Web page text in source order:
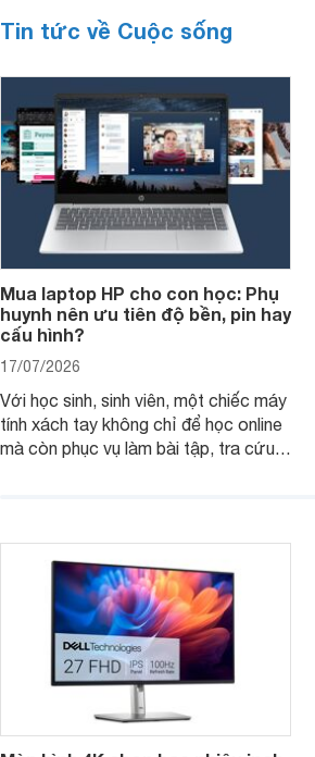
Tin tức về Cuộc sống
Mua laptop HP cho con học: Phụ
huynh nên ưu tiên độ bền, pin hay
cấu hình?
17/07/2026
Với học sinh, sinh viên, một chiếc máy
tính xách tay không chỉ để học online
mà còn phục vụ làm bài tập, tra cứu,
thay vì chỉ so sánh cấu hình trên giấy.